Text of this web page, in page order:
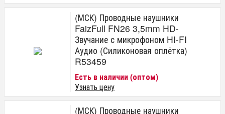
(МСК) Проводные наушники
FaizFull FN26 3,5mm HD-
Звучание с микрофоном HI-FI
Аудио (Силиконовая оплётка)
R53459
Есть в наличии (оптом)
Узнать цену
(МСК) Проводные наушники